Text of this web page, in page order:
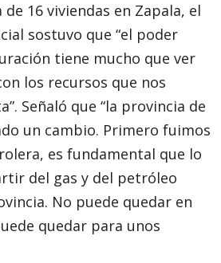
16 viviendas en Zapala, el
sostuvo que “el poder
tiene mucho que ver
los recursos que nos
Señaló que “la provincia de
un cambio. Primero fuimos
es fundamental que lo
del gas y del petróleo
No puede quedar en
quedar para unos